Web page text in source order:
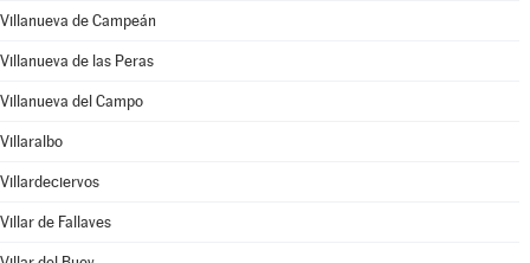
Villanueva de Campeán
Villanueva de las Peras
Villanueva del Campo
Villaralbo
Villardeciervos
Villar de Fallaves